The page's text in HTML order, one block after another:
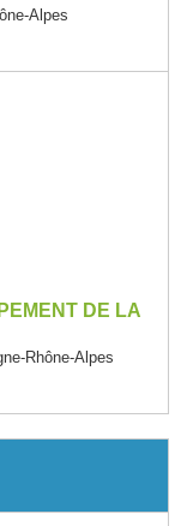
Alpes
DE LA
Rhône-Alpes